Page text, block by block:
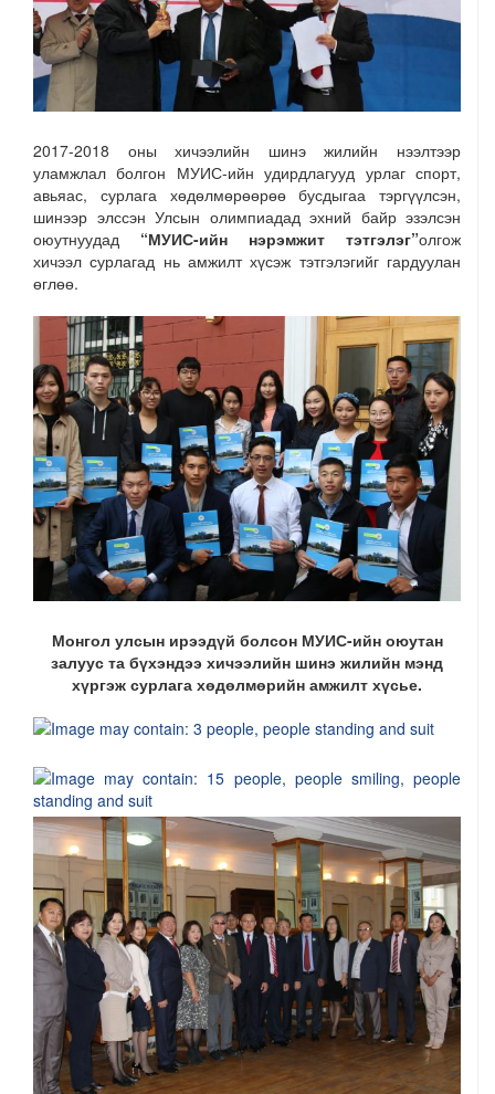
2017-2018 оны хичээлийн шинэ жилийн нээлтээр
уламжлал болгон МУИС-ийн удирдлагууд урлаг спорт,
авьяас, сурлага хөдөлмөрөөрөө бусдыгаа тэргүүлсэн,
шинээр элссэн Улсын олимпиадад эхний байр эзэлсэн
оюутнуудад “МУИС-ийн нэрэмжит тэтгэлэг”олгож
хичээл сурлагад нь амжилт хүсэж тэтгэлэгийг гардуулан
өглөө.
Монгол улсын ирээдүй болсон МУИС-ийн оюутан
залуус та бүхэндээ хичээлийн шинэ жилийн мэнд
хүргэж сурлага хөдөлмөрийн амжилт хүсье.